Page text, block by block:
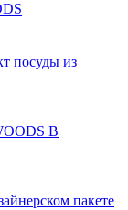
посуды из
В
пакете